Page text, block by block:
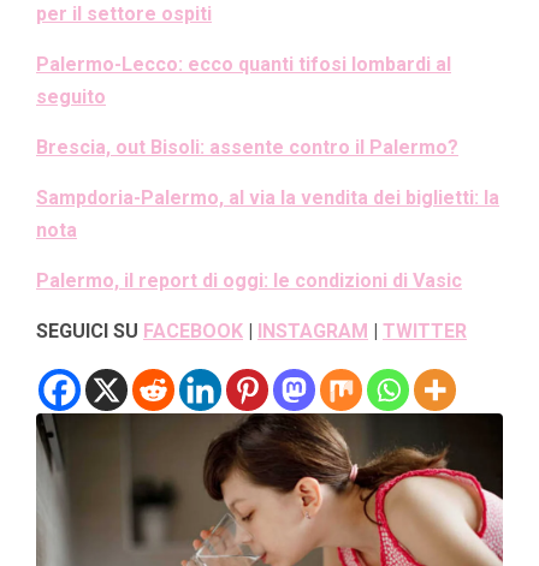
per il settore ospiti
Palermo-Lecco: ecco quanti tifosi lombardi al
seguito
Brescia, out Bisoli: assente contro il Palermo?
Sampdoria-Palermo, al via la vendita dei biglietti: la
nota
Palermo, il report di oggi: le condizioni di Vasic
SEGUICI SU FACEBOOK INSTAGRAM TWITTER